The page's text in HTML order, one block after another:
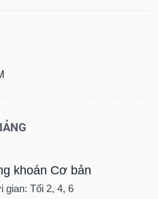
khoán Cơ bản
gian: Tối 2, 4, 6